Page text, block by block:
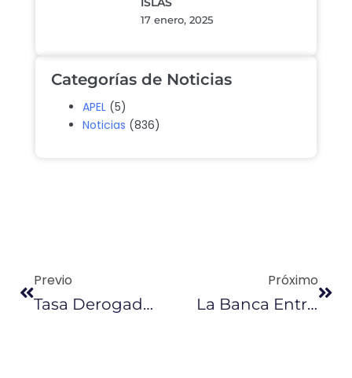
17 enero, 2025
Categorías de Noticias
APEL (5)
Noticias (836)
Previo
Tasa Derogada Recaudó $ 28 Millones En 7 Meses
Próximo
La Banca Entregó Más Créditos Que En 2017